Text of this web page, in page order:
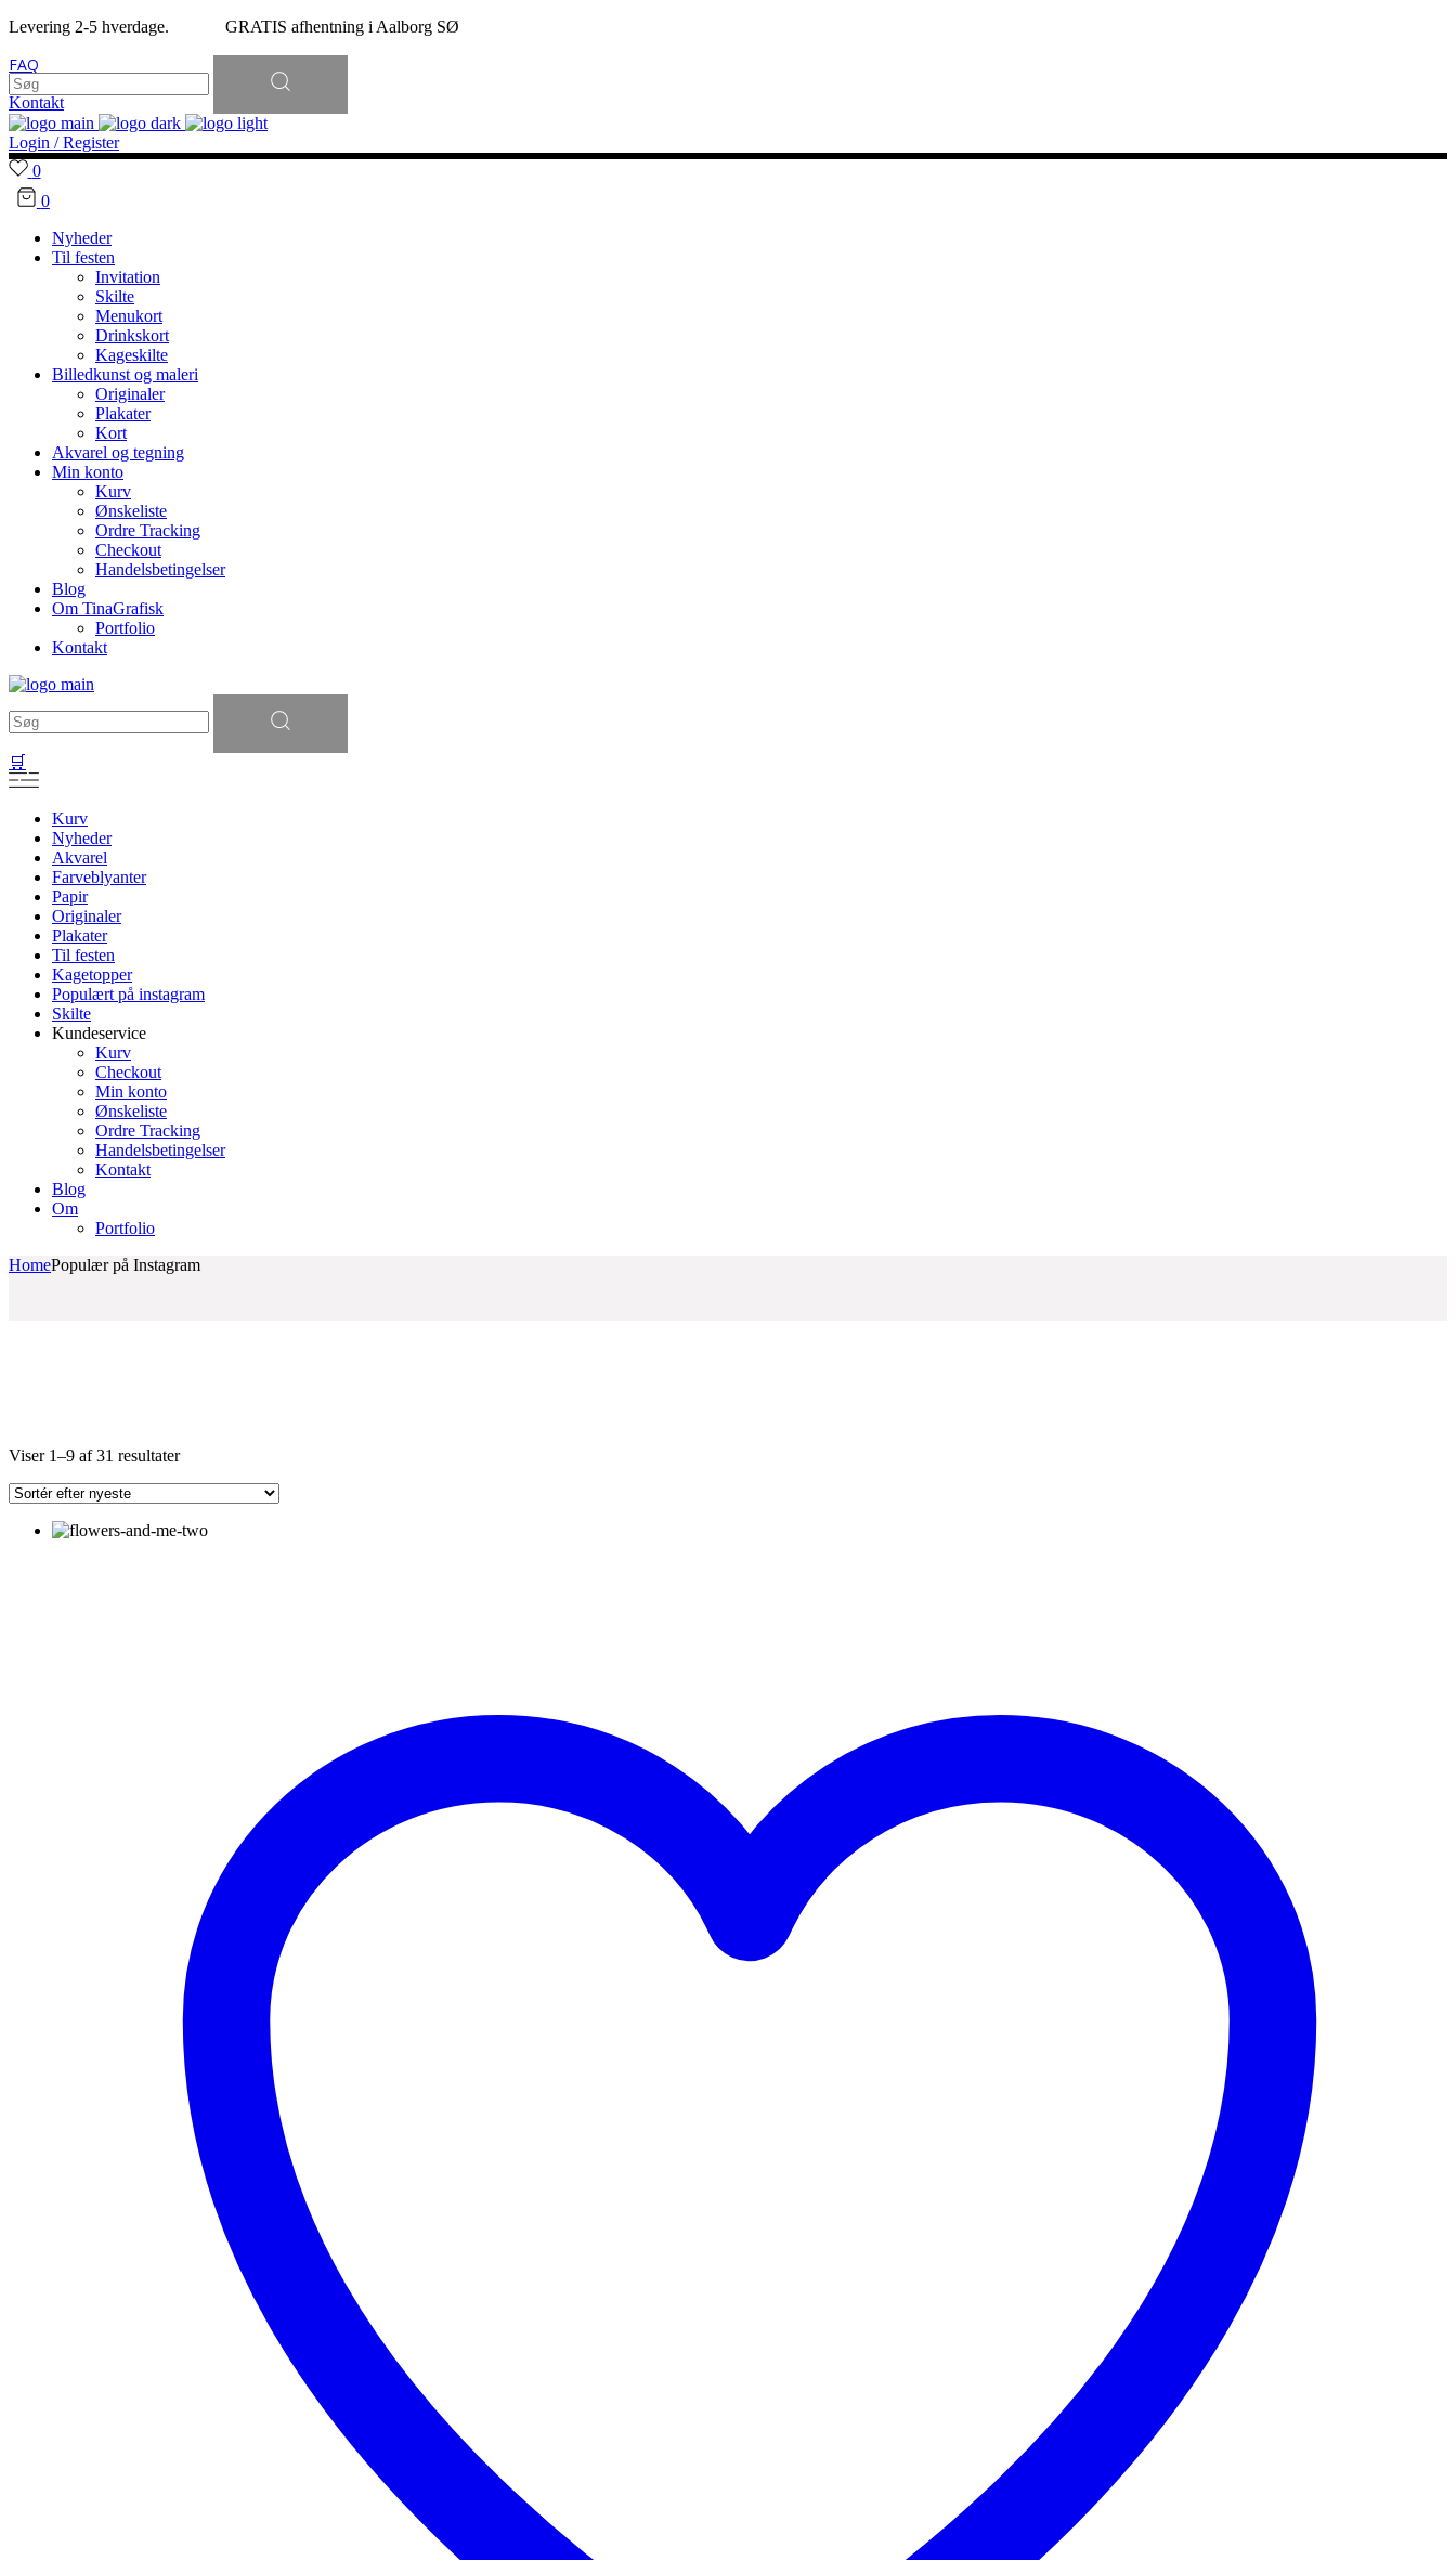
Levering 2-5 hverdage. GRATIS afhentning i Aalborg SØ
FAQ
Kontakt
Søg
efter:
Login / Register
0
0
Nyheder
Til festen
Invitation
Skilte
Menukort
Drinkskort
Kageskilte
Billedkunst og maleri
Originaler
Plakater
Kort
Akvarel og tegning
Min konto
Kurv
Ønskeliste
Ordre Tracking
Checkout
Handelsbetingelser
Blog
Om TinaGrafisk
Portfolio
Kontakt
efter:
🛒
Kurv
Nyheder
Akvarel
Farveblyanter
Papir
Originaler
Plakater
Til festen
Kagetopper
Populært på instagram
Skilte
Kundeservice
Kurv
Checkout
Min konto
Ønskeliste
Ordre Tracking
Handelsbetingelser
Kontakt
Blog
Om
Portfolio
HomePopulær på Instagram
Viser 1–9 af 31 resultaterSorteret